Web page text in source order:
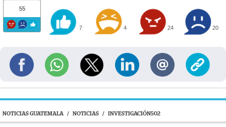
55
7 4 24 20
NOTICIAS GUATEMALA / NOTICIAS / INVESTIGACIÓN502